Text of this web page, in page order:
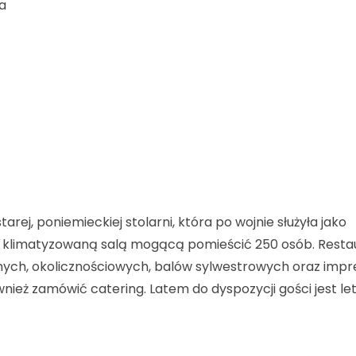
poniemieckiej stolarni, która po wojnie służyła jako
salą mogącą pomieścić 250 osób.
okolicznościowych, balów sylwestrowych oraz
zamówić catering. Latem do dyspozycji gości jest